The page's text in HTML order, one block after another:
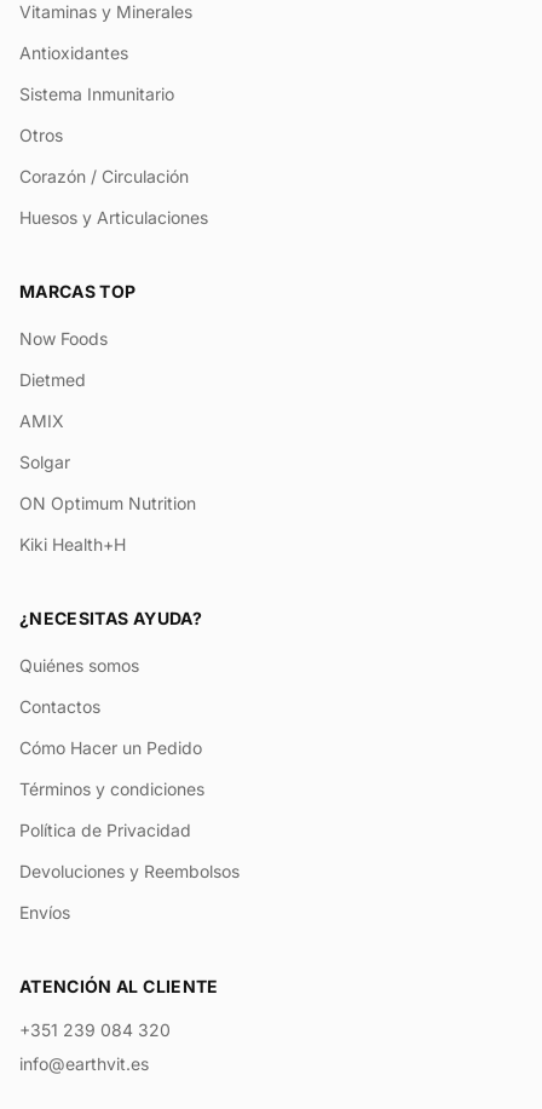
Vitaminas y Minerales
Antioxidantes
Sistema Inmunitario
Otros
Corazón / Circulación
Huesos y Articulaciones
MARCAS TOP
Now Foods
Dietmed
AMIX
Solgar
ON Optimum Nutrition
Kiki Health+H
¿NECESITAS AYUDA?
Quiénes somos
Contactos
Cómo Hacer un Pedido
Términos y condiciones
Política de Privacidad
Devoluciones y Reembolsos
Envíos
ATENCIÓN AL CLIENTE
+351 239 084 320
info@earthvit.es